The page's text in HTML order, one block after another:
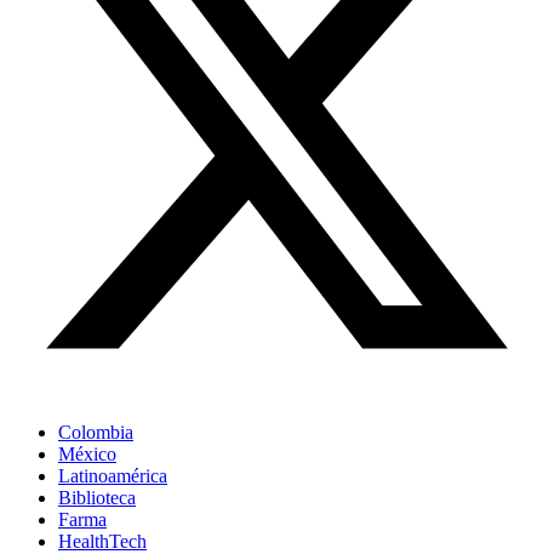
Colombia
México
Latinoamérica
Biblioteca
Farma
HealthTech